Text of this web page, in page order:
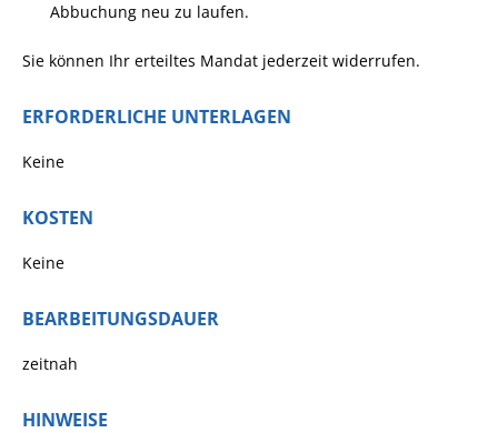
Gutachterausschuss
Organspende
Öffentliche
Abbuchung neu zu laufen.
Sie können Ihr erteiltes Mandat jederzeit widerrufen.
ERFORDERLICHE UNTERLAGEN
Keine
KOSTEN
Keine
BEARBEITUNGSDAUER
zeitnah
HINWEISE